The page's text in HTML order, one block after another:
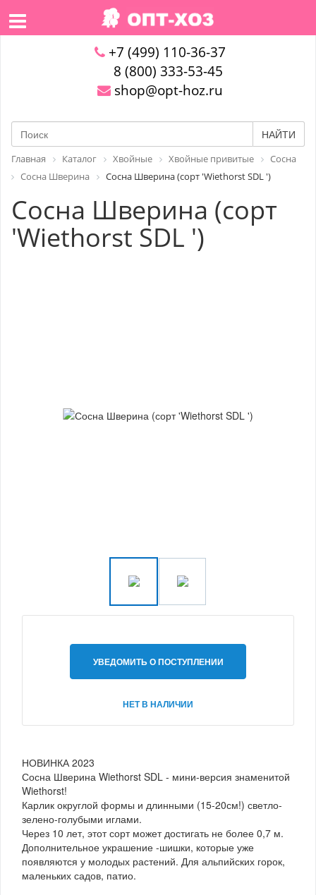
+7 (499) 110-36-37
8 (800) 333-53-45
shop@opt-hoz.ru
НАЙТИ
Главная Каталог Хвойные Хвойные привитые
Сосна
Сосна Шверина
Сосна Шверина (сорт 'Wiethorst SDL ')
Сосна Шверина (сорт
'Wiethorst SDL ')
УВЕДОМИТЬ О ПОСТУПЛЕНИИ
НЕТ В НАЛИЧИИ
НОВИНКА 2023
Сосна Шверина Wiethorst SDL - мини-версия знаменитой
Wiethorst!
Карлик округлой формы и длинными (15-20см!) светло-
зелено-голубыми иглами.
Через 10 лет, этот сорт может достигать не более 0,7 м.
Дополнительное украшение -шишки, которые уже
появляются у молодых растений. Для альпийских горок,
маленьких садов, патио.